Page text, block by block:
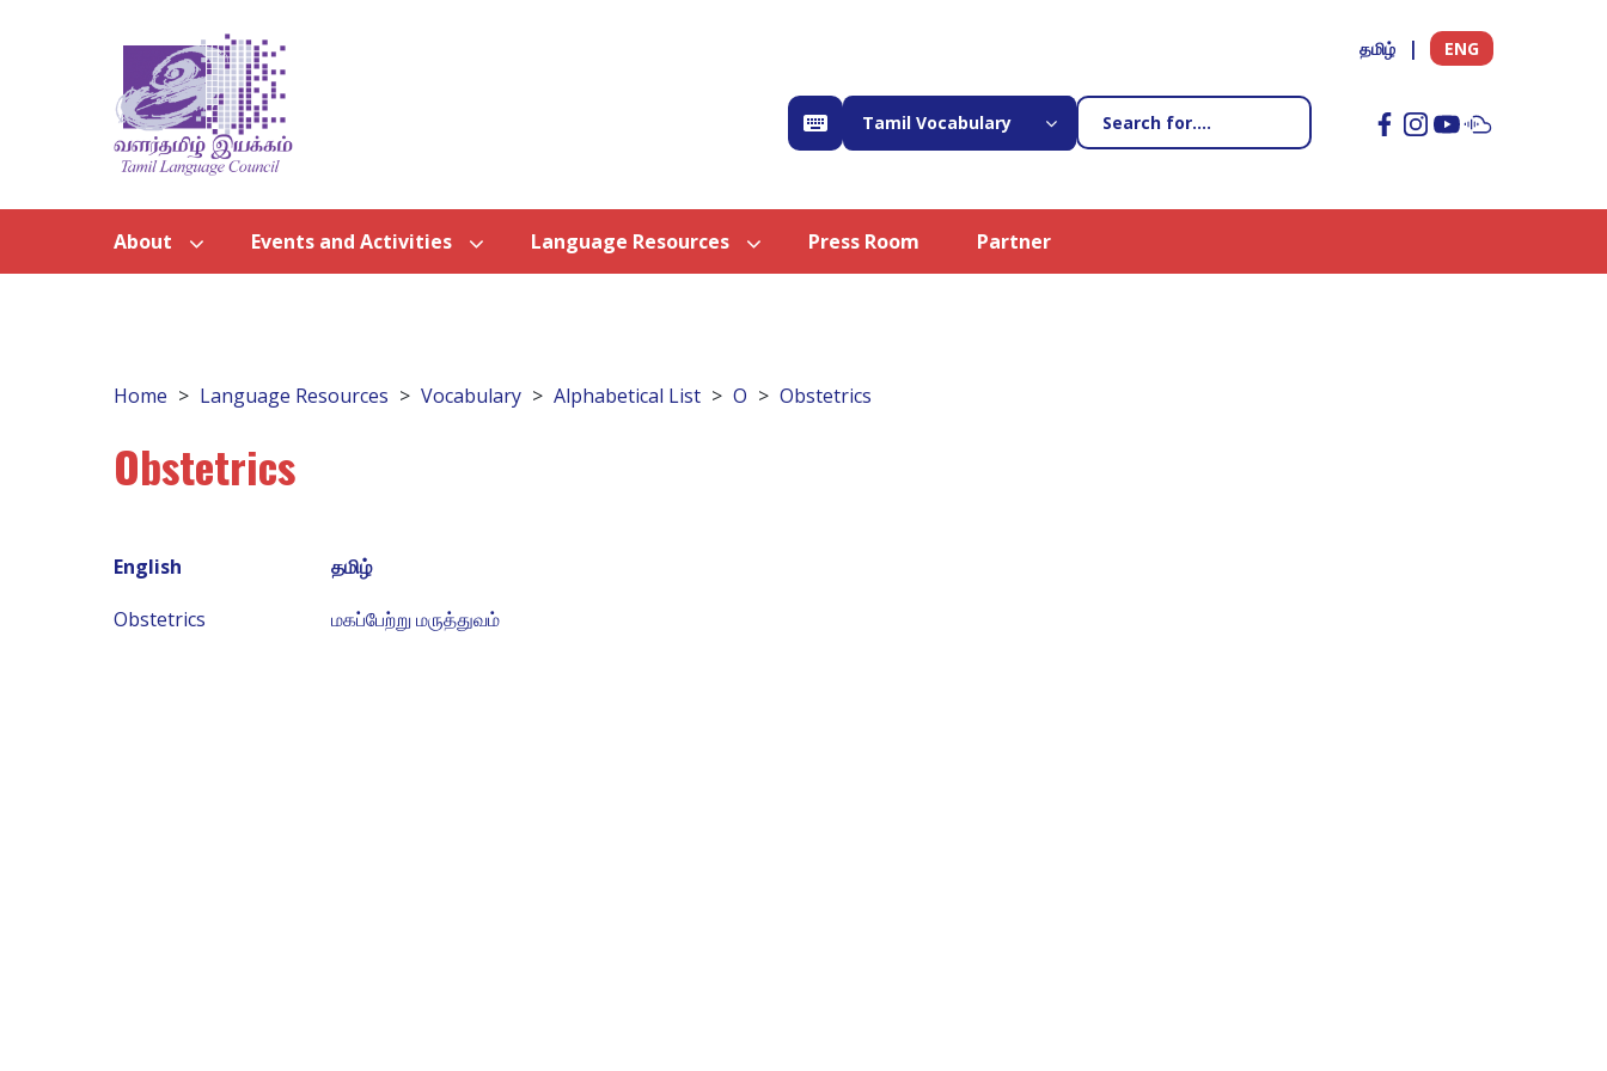
தமிழ் ENG
Tamil Vocabulary
About Events and Activities Language Resources Press Room Partner
Home Language Resources Vocabulary Alphabetical List O Obstetrics
Obstetrics
English
தமிழ்
Obstetrics
மகப்பேற்று மருத்துவம்